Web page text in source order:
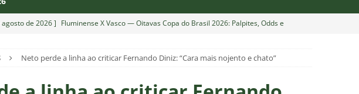
agosto de 2026 ] Fluminense X Vasco — Oitavas Copa do Brasil 2026: Palpites, Odds e
agosto de 2026 ] Saiu a lista! Fluminense divulga relacionados para decisão contra o Vasco
do Brasil
NOTÍCIAS
Neto perde a linha ao criticar Fernando Diniz: “Cara mais nojento e chato”